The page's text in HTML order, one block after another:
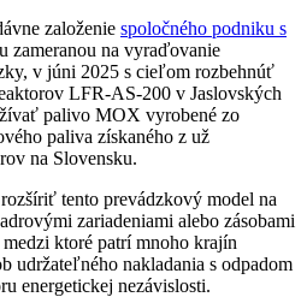
založenie spoločného podniku s
zameranou na vyraďovanie
v júni 2025 s cieľom rozbehnúť
LFR-AS-200 v Jaslovských
palivo MOX vyrobené zo
paliva získaného z už
na Slovensku.
tento prevádzkový model na
zariadeniami alebo zásobami
ktoré patrí mnoho krajín
udržateľného nakladania s odpadom
energetickej nezávislosti.